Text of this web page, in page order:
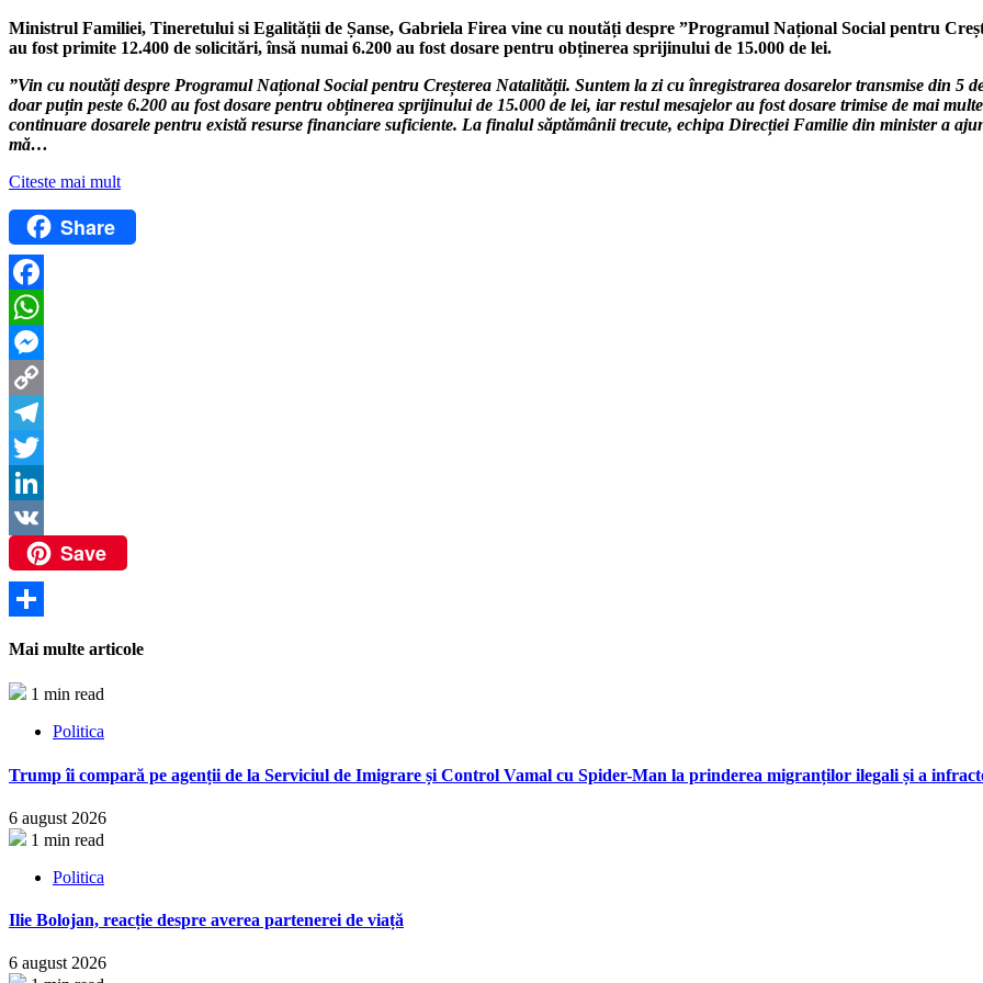
Ministrul Familiei, Tineretului si Egalității de Șanse, Gabriela Firea vine cu noutăți despre ”Programul Național Social pentru
au fost primite 12.400 de solicitări, însă numai 6.200 au fost dosare pentru obținerea sprijinului de 15.000 de lei.
”Vin cu noutăți despre Programul Național Social pentru Creșterea Natalității. Suntem la zi cu înregistrarea dosarelor transmise din 5
doar puțin peste 6.200 au fost dosare pentru obținerea sprijinului de 15.000 de lei, iar restul mesajelor au fost dosare trimise de mai
continuare dosarele pentru există resurse financiare suficiente. La finalul săptămânii trecute, echipa Direcției Familie din minister a
mă…
Citeste mai mult
Share
Facebook
WhatsApp
Messenger
Copy
Link
Telegram
Twitter
LinkedIn
VK
Save
Mai multe articole
1 min read
Politica
Trump îi compară pe agenții de la Serviciul de Imigrare și Control Vamal cu Spider-Man la prinderea migranților ilegali și a
6 august 2026
1 min read
Politica
Ilie Bolojan, reacție despre averea partenerei de viață
6 august 2026